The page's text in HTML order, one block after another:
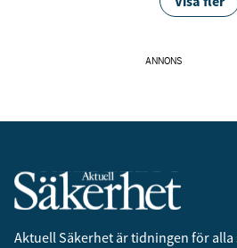
ANNONS
Aktuell Säkerhet är tidningen för